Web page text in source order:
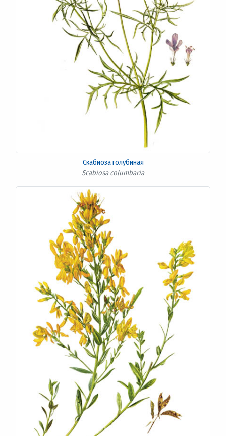
Скабиоза голубиная
Scabiosa columbaria